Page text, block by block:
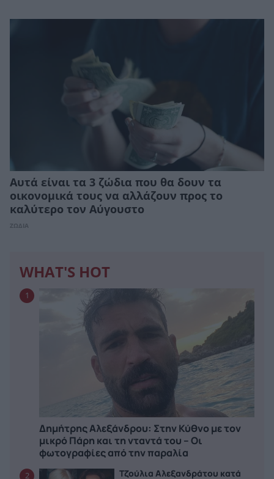
Αυτά είναι τα 3 ζώδια που θα δουν τα
οικονομικά τους να αλλάζουν προς το
καλύτερο τον Αύγουστο
ΖΩΔΙΑ
WHAT'S HOT
1
Δημήτρης Αλεξάνδρου: Στην Κύθνο με τον
μικρό Πάρη και τη νταντά του – Οι
φωτογραφίες από την παραλία
2
Τζούλια Αλεξανδράτου κατά